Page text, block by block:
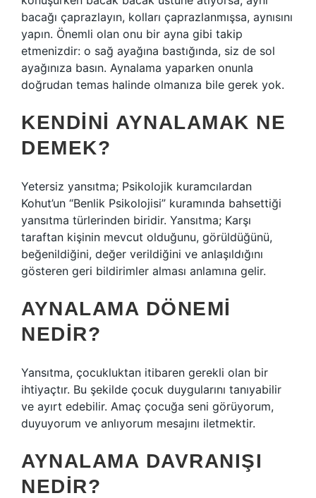
bacağı çaprazlayın, kolları çaprazlanmışsa, aynısını
yapın. Önemli olan onu bir ayna gibi takip
etmenizdir: o sağ ayağına bastığında, siz de sol
ayağınıza basın. Aynalama yaparken onunla
doğrudan temas halinde olmanıza bile gerek yok.
KENDINI AYNALAMAK NE
DEMEK?
Yetersiz yansıtma; Psikolojik kuramcılardan
Kohut’un “Benlik Psikolojisi” kuramında bahsettiği
yansıtma türlerinden biridir. Yansıtma; Karşı
taraftan kişinin mevcut olduğunu, görüldüğünü,
beğenildiğini, değer verildiğini ve anlaşıldığını
gösteren geri bildirimler alması anlamına gelir.
AYNALAMA DÖNEMI
NEDIR?
Yansıtma, çocukluktan itibaren gerekli olan bir
ihtiyaçtır. Bu şekilde çocuk duygularını tanıyabilir
ve ayırt edebilir. Amaç çocuğa seni görüyorum,
duyuyorum ve anlıyorum mesajını iletmektir.
AYNALAMA DAVRANIŞI
NEDIR?